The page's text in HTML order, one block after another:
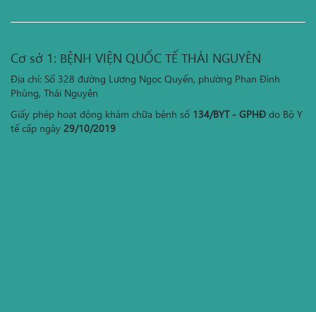
Cơ sở 1: BỆNH VIỆN QUỐC TẾ THÁI NGUYÊN
Địa chỉ: Số 328 đường Lương Ngọc Quyến, phường Phan Đình
Phùng, Thái Nguyên
Giấy phép hoạt động khám chữa bệnh số 134/BYT - GPHĐ do Bộ Y
tế cấp ngày 29/10/2019